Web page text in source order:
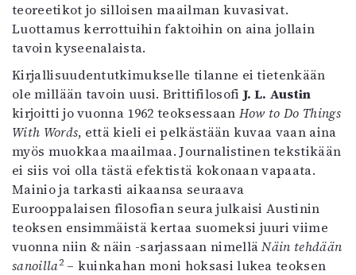
teoreetikot jo silloisen maailman kuvasivat.
Luottamus kerrottuihin faktoihin on aina jollain
tavoin kyseenalaista.
Kirjallisuudentutkimukselle tilanne ei tietenkään
ole millään tavoin uusi. Brittifilosofi J. L. Austin
kirjoitti jo vuonna 1962 teoksessaan How to Do Things
With Words, että kieli ei pelkästään kuvaa vaan aina
myös muokkaa maailmaa. Journalistinen tekstikään
ei siis voi olla tästä efektistä kokonaan vapaata.
Mainio ja tarkasti aikaansa seuraava
Eurooppalaisen filosofian seura julkaisi Austinin
teoksen ensimmäistä kertaa suomeksi juuri viime
vuonna niin & näin -sarjassaan nimelläNäin tehdään
sanoilla2– kuinkahan moni hoksasi lukea teoksen